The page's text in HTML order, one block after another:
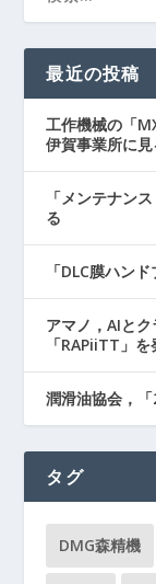
最近の投稿
工作機械の「
伊賀事業所に
「メンテナン
る
「DLC膜ハン
アマノ，AIと
「RAPiiTT」を
潤滑油協会，
タグ
DMG森精機